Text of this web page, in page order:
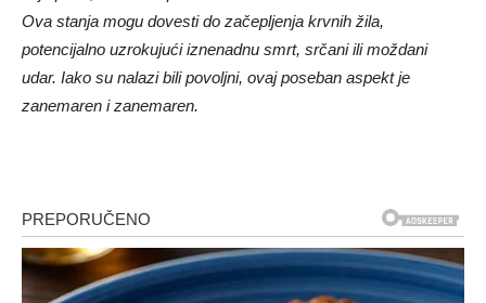
Ova stanja mogu dovesti do začepljenja krvnih žila,
potencijalno uzrokujući iznenadnu smrt, srčani ili moždani
udar. Iako su nalazi bili povoljni, ovaj poseban aspekt je
zanemaren i zanemaren.